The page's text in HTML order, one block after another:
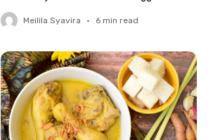
kost wajib tahu!
Meilila Syavira • 6min read